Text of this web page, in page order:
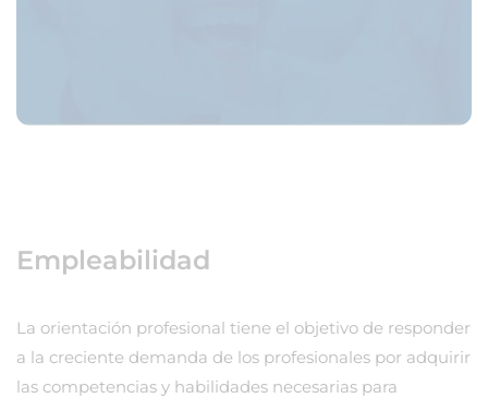
Empleabilidad
La orientación profesional tiene el objetivo de responder
a la creciente demanda de los profesionales por adquirir
las competencias y habilidades necesarias para